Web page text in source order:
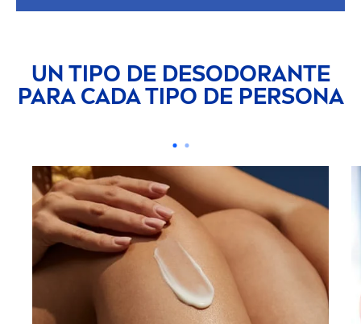
UN TIPO DE DESODORANTE
PARA CADA TIPO DE PERSONA